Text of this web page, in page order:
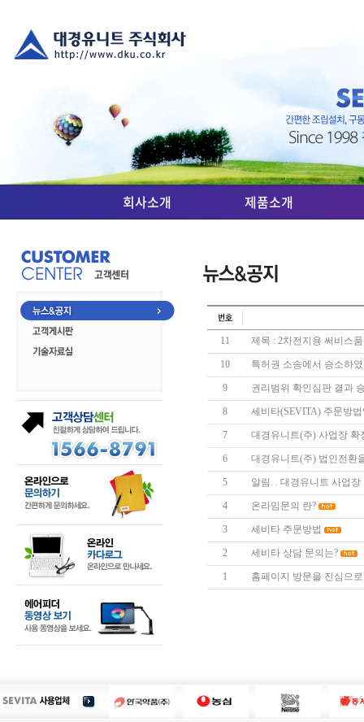
회사소개 제품소개
11 제목 : 2차전지용 써비스
10 특허권 소송에서 승소하
9 권리범위 확인심판 결과
8 세비타(SEVITA) 주문방
7 대경유니트(주) 사업장 확
6 대경유니트(주) 법인전환
5 알림. . 대경유니트 사업장
4 온라임문의 란?
3 세비타 주문방법
2 세비타 상담 문의는?
1 홈페이지 방문을 진심으